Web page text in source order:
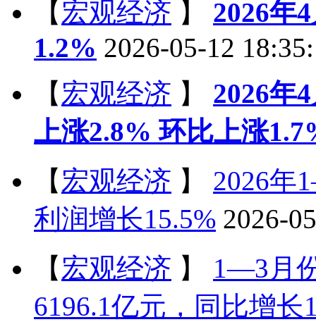
【 宏观经济 】 2026年
1.2% 2026-05-12
【 宏观经济 】 2026年
上涨2.8% 环比上涨
【 宏观经济 】 2026年
利润增长15.5% 2026-
【 宏观经济 】 1—3月
6196.1亿元，同比增长